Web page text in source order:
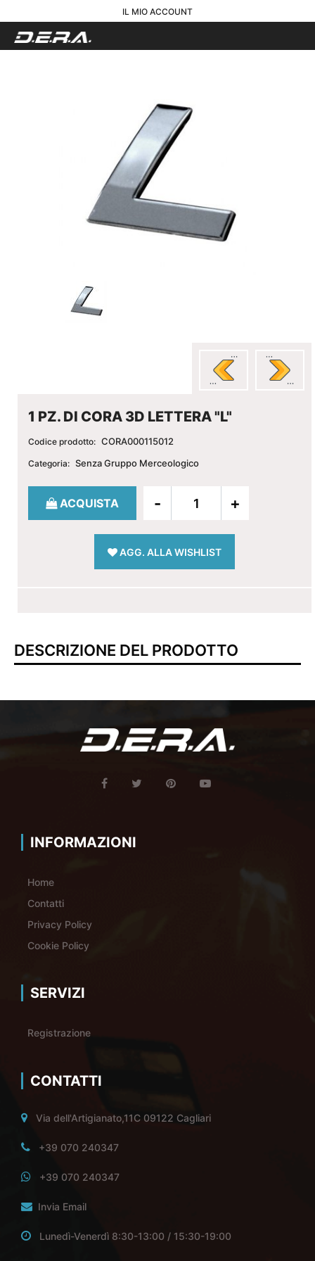
IL MIO ACCOUNT
1 PZ. DI CORA 3D LETTERA "L"
Codice prodotto: CORA000115012
Categoria: Senza Gruppo Merceologico
Quantità
ACQUISTA
AGG. ALLA WISHLIST
DESCRIZIONE DEL PRODOTTO
INFORMAZIONI
Home
Contatti
Privacy Policy
Cookie Policy
SERVIZI
Registrazione
CONTATTI
Via dell'Artigianato,11C 09122 Cagliari
+39 070 240347
+39 070 240347
Invia Email
Lunedì-Venerdì 8:30-13:00 / 15:30-19:00